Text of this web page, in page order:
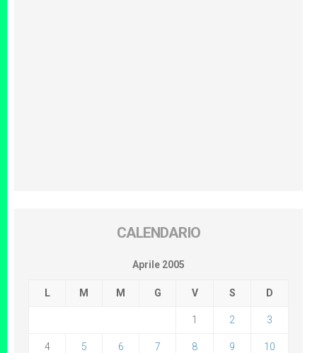
CALENDARIO
Aprile 2005
L M M G V S D
1 2 3
4 5 6 7 8 9 10